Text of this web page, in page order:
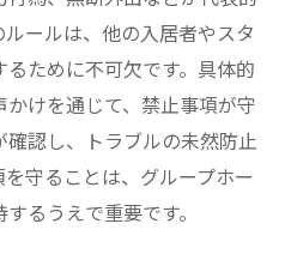
社会参加支援と自立促進
るグループホームの配慮
ホームの違いを徹底解説
老人ホームの基本的な違
ールは、他の入居者やスタ
ために不可欠です。具体的
けを通じて、禁止事項が守
認し、トラブルの未然防止
守ることは、グループホー
るうえで重要です。